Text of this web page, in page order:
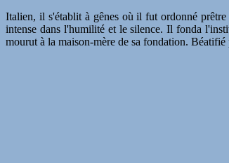
Italien, il s'établit à gênes où il fut ordonné
intense dans l'humilité et le silence. Il fonda
mourut à la maison-mère de sa fondation.